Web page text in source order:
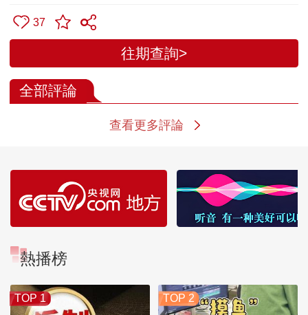
37
往期查詢>
全部評論
查看更多評論
熱播榜
TOP 1 TOP 2